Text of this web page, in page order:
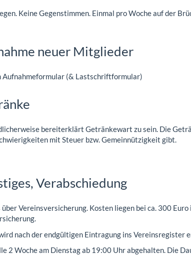
Keine Gegenstimmen. Einmal pro Woche auf der
neuer Mitglieder
Aufnahmeformular (& Lastschriftformular)
bereiterklärt Getränkewart zu sein. Die
mit Steuer bzw. Gemeinnützigkeit gibt.
Verabschiedung
Vereinsversicherung. Kosten liegen bei ca. 300
nach der endgültigen Eintragung ins
2 Woche am Dienstag ab 19:00 Uhr abgehalten. Die